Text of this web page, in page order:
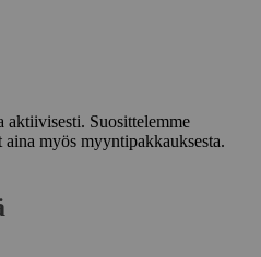
aktiivisesti. Suosittelemme
myös myyntipakkauksesta.